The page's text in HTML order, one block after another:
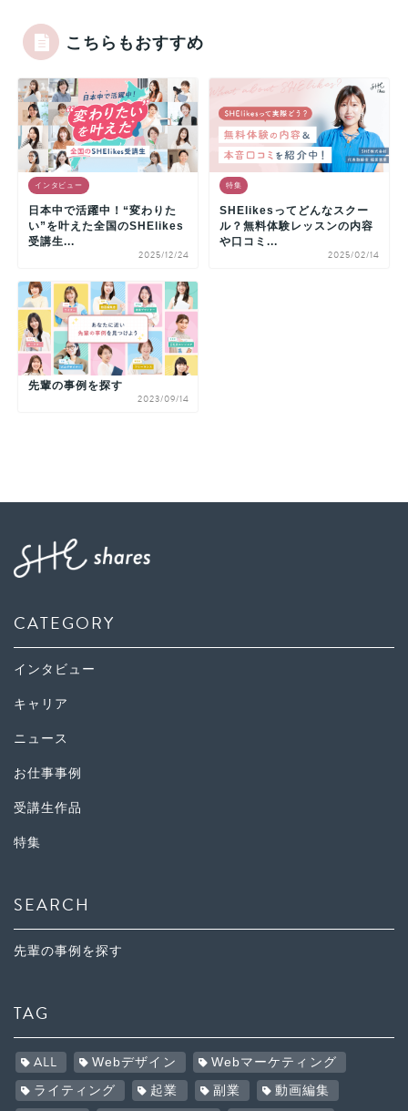
こちらもおすすめ
インタビュー
日本中で活躍中！“変わりた
い”を叶えた全国のSHElikes
受講生...
2025/12/24
特集
SHElikesってどんなスクー
ル？無料体験レッスンの内容
や口コミ...
2025/02/14
先輩の事例を探す
2023/09/14
CATEGORY
インタビュー
キャリア
ニュース
お仕事事例
受講生作品
特集
SEARCH
先輩の事例を探す
TAG
ALL Webデザイン Webマーケティング
ライティング 起業 副業 動画編集